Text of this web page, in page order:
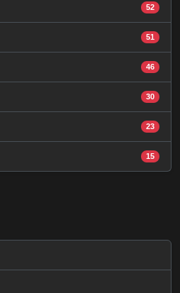
52
51
46
30
23
15